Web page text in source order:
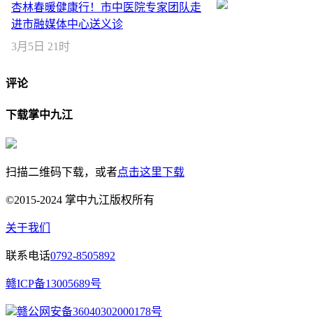
杏林春暖健康行！市中医院专家团队走
进市融媒体中心送义诊
3月5日 21时
评论
下载掌中九江
扫描二维码下载，或者点击这里下载
©2015-2024 掌中九江版权所有
关于我们
联系电话0792-8505892
赣ICP备13005689号
赣公网安备36040302000178号